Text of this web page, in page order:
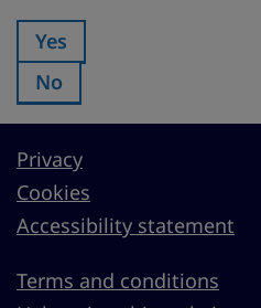
Was this page useful?:
Yes
Was this page useful?:
No
Privacy
Cookies
Accessibility statement
Terms and conditions